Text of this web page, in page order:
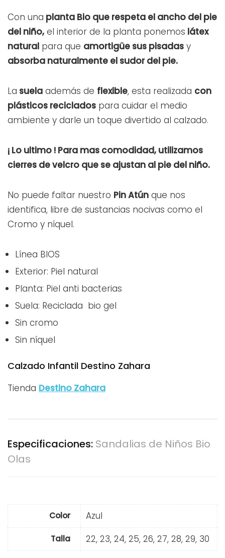
Con una planta Bio que respeta el ancho del pie
del niño, el interior de la planta ponemos látex
natural para que amortigüe sus pisadas y
absorba naturalmente el sudor del pie.
La suela además de flexible, esta realizada con
plásticos reciclados para cuidar el medio
ambiente y darle un toque divertido al calzado.
¡ Lo ultimo ! Para mas comodidad, utilizamos
cierres de velcro que se ajustan al pie del niño.
No puede faltar nuestro Pin Atún que nos
identifica, libre de sustancias nocivas como el
Cromo y níquel.
Línea BIOS
Exterior: Piel natural
Planta: Piel anti bacterias
Suela: Reciclada bio gel
Sin cromo
Sin níquel
Calzado Infantil Destino Zahara
Tienda Destino Zahara
Especificaciones: Sandalias de Niños Bio
Olas
Color Azul
Talla 22, 23, 24, 25, 26, 27, 28, 29, 30